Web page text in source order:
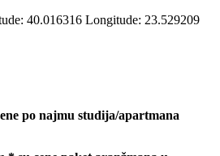
40.016316 Longitude: 23.529209
po najmu studija/apartmana